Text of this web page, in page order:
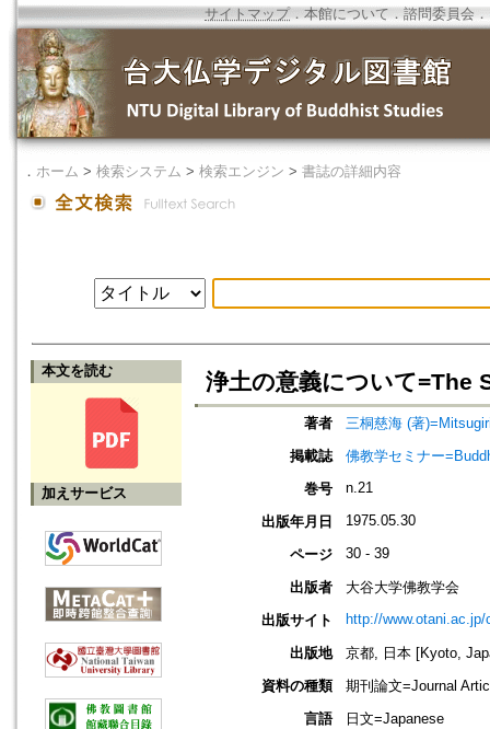
サイトマップ．本館について ． 諮問委員会 ．
． ホーム > 検索システム > 検索エンジン > 書誌の詳細内容
本文を読む
加えサービス
浄土の意義について
著者
三桐慈海 (著
掲載誌
佛教学セミナー
巻号
n.21
出版年月日 1975.05.30
ページ 30 - 39
出版者
大谷大学佛教学会
出版サイト
http://
出版地
京都, 日本 [Kyoto,
資料の種類
期刊論文=Journal
言語
日文=Japanese